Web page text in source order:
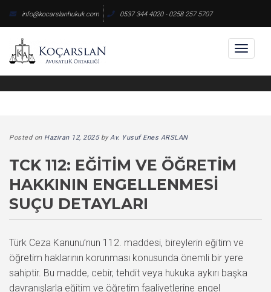
content
info@kocarslanhukuk.com 0537 344 4020 - 0258 257 5707
Posted on Haziran 12, 2025byAv. Yusuf Enes ARSLAN
TCK 112: EĞITIM VE ÖĞRETIM
HAKKININ ENGELLENMESI
SUÇU DETAYLARI
Türk Ceza Kanunu’nun 112. maddesi, bireylerin eğitim ve
öğretim haklarının korunması konusunda önemli bir yere
sahiptir. Bu madde, cebir, tehdit veya hukuka aykırı başka
davranışlarla eğitim ve öğretim faaliyetlerine engel